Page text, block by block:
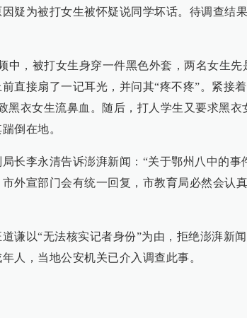
疑为被打女生被怀疑说同学坏话。待调查结
中，被打女生身穿一件黑色外套，两名女生先
直接扇了一记耳光，并问其“疼不疼”。紧接
黑衣女生流鼻血。随后，打人学生又要求黑衣
倒在地。
长李永清告诉澎湃新闻：“关于鄂州八中的事
外宣部门会有统一回复，市教育局必然会认
谦以“无法核实记者身份”为由，拒绝澎湃新
人，当地公安机关已介入调查此事。